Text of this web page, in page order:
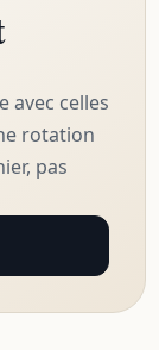
avec celles
rotation
pas